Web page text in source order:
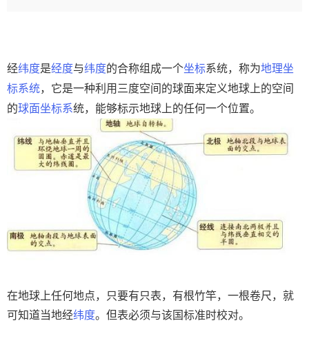
经纬度是经度与纬度的合称组成一个坐标系统，称为地理坐
标系统，它是一种利用三度空间的球面来定义地球上的空间
的球面坐标系统，能够标示地球上的任何一个位置。
在地球上任何地点，只要有只表，有根竹竿，一根卷尺，就
可知道当地经纬度。但表必须与该国标准时校对。